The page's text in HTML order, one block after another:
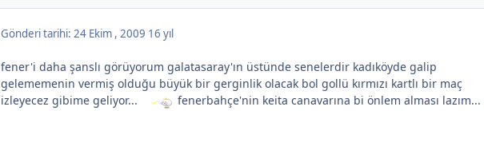
Gönderi tarihi: 24 Ekim , 2009 16 yıl
fener'i daha şanslı görüyorum galatasaray'ın üstünde senelerdir kadıköyde galip
gelememenin vermiş olduğu büyük bir gerginlik olacak bol gollü kırmızı kartlı bir maç
izleyecez gibime geliyor...
fenerbahçe'nin keita canavarına bi önlem alması lazım...